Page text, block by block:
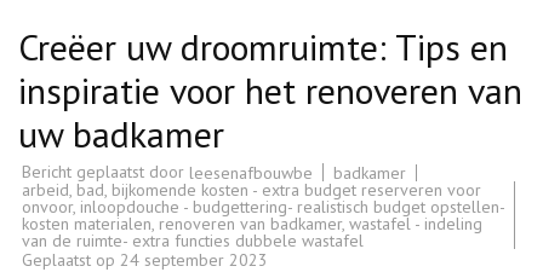
Creëer uw droomruimte: Tips en
inspiratie voor het renoveren van
uw badkamer
Bericht geplaatst door leesenafbouwbe
badkamer
arbeid, bad, bijkomende kosten - extra budget reserveren voor
onvoor, inloopdouche - budgettering- realistisch budget opstellen-
kosten materialen, renoveren van badkamer, wastafel - indeling
van de ruimte- extra functies dubbele wastafel
Geplaatst op 24 september 2023